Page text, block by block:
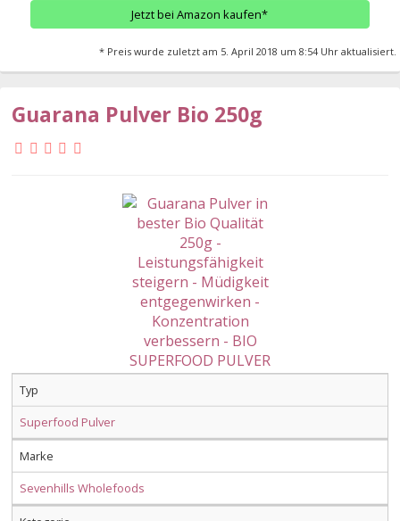
Jetzt bei Amazon kaufen*
* Preis wurde zuletzt am 5. April 2018 um 8:54 Uhr aktualisiert.
Guarana Pulver Bio 250g
Typ
Superfood Pulver
Marke
Sevenhills Wholefoods